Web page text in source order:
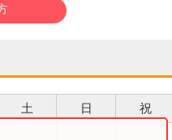
土 日 祝